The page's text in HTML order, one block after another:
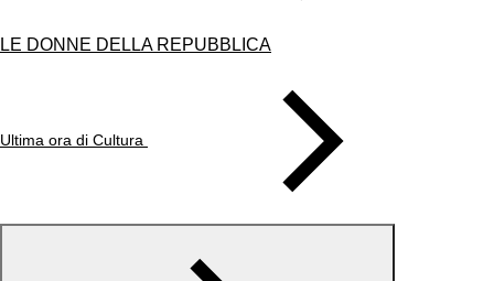
LE DONNE DELLA REPUBBLICA
Ultima ora di Cultura